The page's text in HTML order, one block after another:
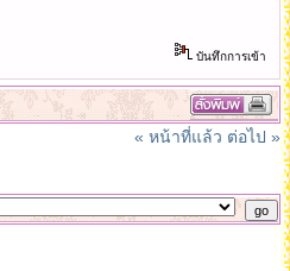
บันทึกการเข้า
« หน้าที่แล้ว ต่อไป »